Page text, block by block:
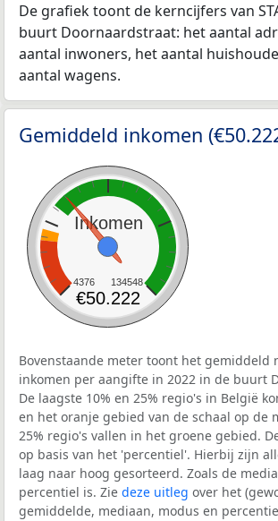
De grafiek toont de kerncijfers van
buurt Doornaardstraat: het aantal
aantal inwoners, het aantal
aantal wagens.
Gemiddeld inkomen
Inkomen
4376 134548
€50.222
Bovenstaande meter toont het gemiddeld
inkomen per aangifte in 2022 in de buurt
De laagste 10% en 25% regio's in België
en het oranje gebied van de schaal op de
25% regio's vallen in het groene gebied.
op basis van het 'percentiel'. Hierbij zijn
laag naar hoog gesorteerd. Zoals de
percentiel is. Zie deze uitleg over het
gemiddelde, mediaan, modus en